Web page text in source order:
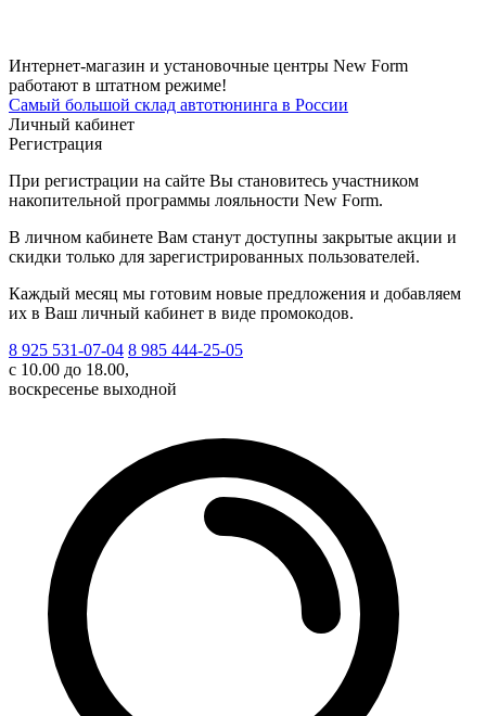
Интернет-магазин и установочные центры New Form
работают в штатном режиме!
Самый большой склад автотюнинга в России
Личный кабинет
Регистрация
При регистрации на сайте Вы становитесь участником
накопительной программы лояльности New Form.
В личном кабинете Вам станут доступны закрытые акции и
скидки только для зарегистрированных пользователей.
Каждый месяц мы готовим новые предложения и добавляем
их в Ваш личный кабинет в виде промокодов.
8 925 531-07-04 8 985 444-25-05
с 10.00 до 18.00,
воскресенье выходной